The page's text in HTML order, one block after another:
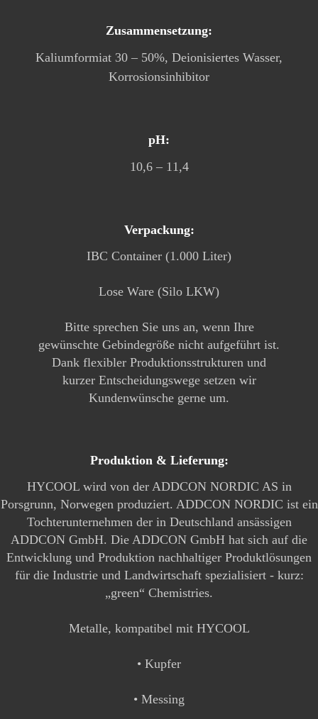
Zusammensetzung:
Kaliumformiat 30 – 50%, Deionisiertes Wasser,
Korrosionsinhibitor
pH:
10,6 – 11,4
Verpackung:
IBC Container (1.000 Liter)
Lose Ware (Silo LKW)
Bitte sprechen Sie uns an, wenn Ihre
gewünschte Gebindegröße nicht aufgeführt ist.
Dank flexibler Produktionsstrukturen und
kurzer Entscheidungswege setzen wir
Kundenwünsche gerne um.
Produktion & Lieferung:
HYCOOL wird von der ADDCON NORDIC AS in
Porsgrunn, Norwegen produziert. ADDCON NORDIC ist ein
Tochterunternehmen der in Deutschland ansässigen
ADDCON GmbH. Die ADDCON GmbH hat sich auf die
Entwicklung und Produktion nachhaltiger Produktlösungen
für die Industrie und Landwirtschaft spezialisiert - kurz:
„green“ Chemistries.
Metalle, kompatibel mit HYCOOL
• Kupfer
• Messing